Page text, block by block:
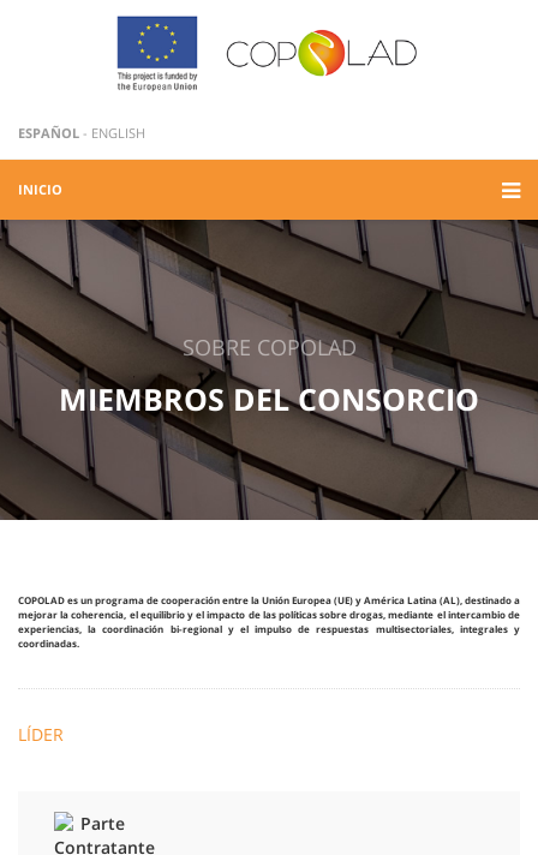
ESPAÑOL - ENGLISH
INICIO
SOBRE COPOLAD
MIEMBROS DEL CONSORCIO
COPOLAD es un programa de cooperación entre la Unión Europea (UE) y América Latina (AL), destinado a
mejorar la coherencia, el equilibrio y el impacto de las políticas sobre drogas, mediante el intercambio de
experiencias, la coordinación bi-regional y el impulso de respuestas multisectoriales, integrales y
coordinadas.
LÍDER